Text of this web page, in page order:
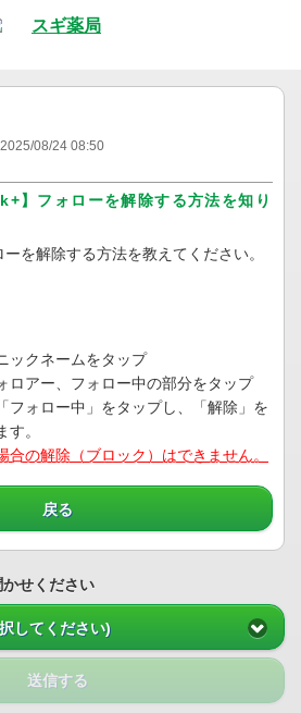
08/24 08:50
】フォローを解除する方法を知り
を解除する方法を教えてください。
ックネームをタップ
アー、フォロー中の部分をタップ
ォロー中」をタップし、「解除」を
。
合の解除（ブロック）はできません。
戻る
せください
してください)
送信する